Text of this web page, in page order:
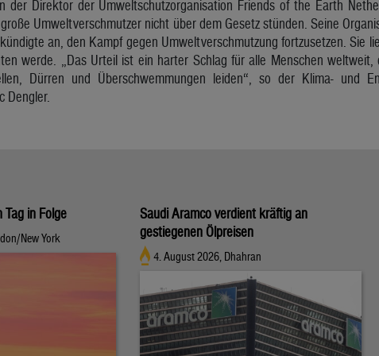
der Direktor der Umweltschutzorganisation Friends of the Earth
Umweltverschmutzer nicht über dem Gesetz stünden. Seine
an, den Kampf gegen Umweltverschmutzung fortzusetzen. Sie
werde. „Das Urteil ist ein harter Schlag für alle Menschen
Dürren und Überschwemmungen leiden“, so der Klima- und
Dengler.
Tag in Folge
New York
Saudi Aramco verdient kräftig an
gestiegenen Ölpreisen
4. August 2026, Dhahran